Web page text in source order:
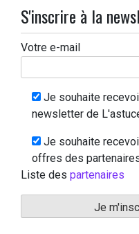
S'inscrire à la
Votre e-mail
Je souhaite
newsletter de
Je souhaite
offres des
Liste des partenaires